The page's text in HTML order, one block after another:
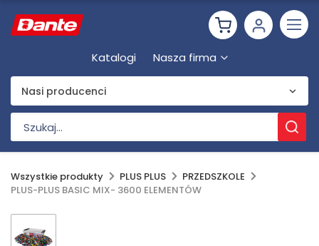
Katalogi Nasza firma
Nasi producenci
Wszystkie produkty PLUS PLUS
PRZEDSZKOLE
PLUS-PLUS BASIC MIX- 3600 ELEMENTÓW